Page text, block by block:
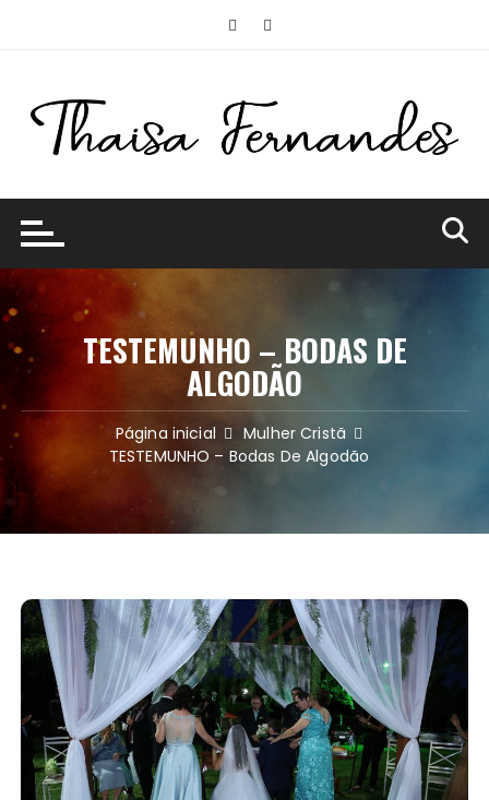
TESTEMUNHO – BODAS DE
ALGODÃO
Página inicial
Mulher Cristã
TESTEMUNHO – Bodas De Algodão